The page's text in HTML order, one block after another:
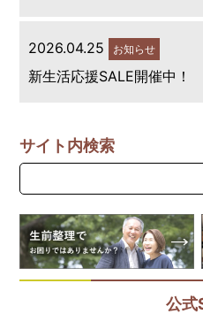
2026.04.25 お知らせ
新生活応援SALE開催中！
サイト内検索
公式